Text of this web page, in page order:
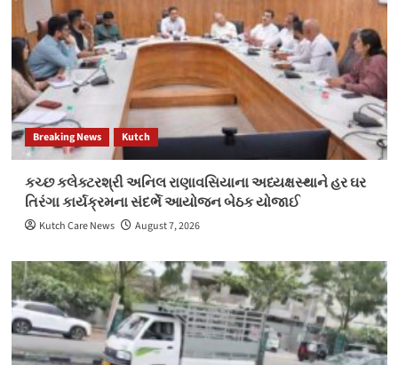
Breaking News Kutch
કચ્છ કલેક્ટરશ્રી અનિલ રાણાવસિયાના અધ્યક્ષસ્થાને હર ઘર
તિરંગા કાર્યક્રમના સંદર્ભે આયોજન બેઠક યોજાઈ
Kutch Care News August 7, 2026